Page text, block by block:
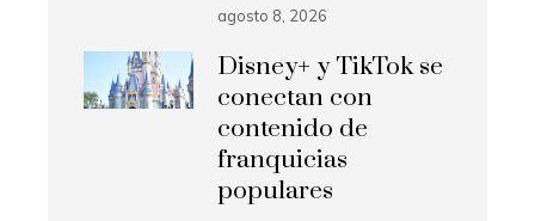
agosto 8, 2026
Disney+ y TikTok se
conectan con
contenido de
franquicias
populares